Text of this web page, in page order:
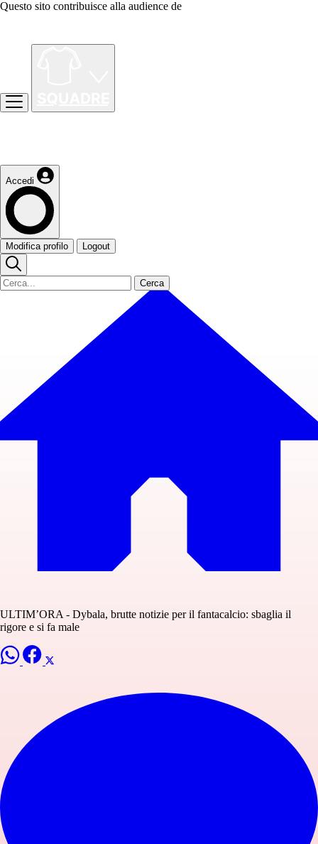
Questo sito contribuisce alla audience de
Accedi
Modifica profilo Logout
Cerca
ULTIM’ORA - Dybala, brutte notizie per il fantacalcio: sbaglia il
rigore e si fa male